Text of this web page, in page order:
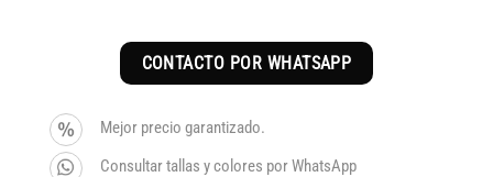
CONTACTO POR WHATSAPP
Mejor precio garantizado.
Consultar tallas y colores por WhatsApp